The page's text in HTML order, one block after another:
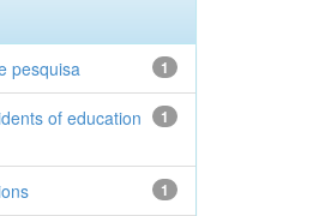
1
pesquisa
1
of education
1